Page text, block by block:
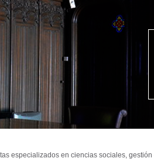
especializados en ciencias sociales,